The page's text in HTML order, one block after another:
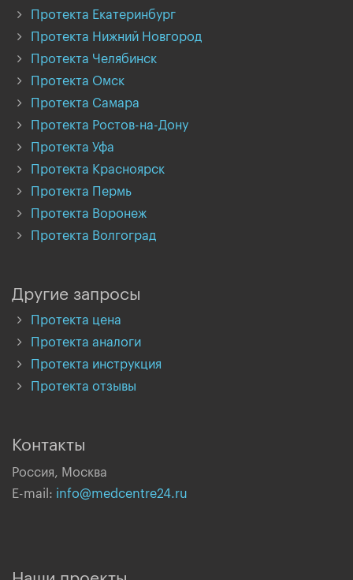
Протекта Екатеринбург
Протекта Нижний Новгород
Протекта Челябинск
Протекта Омск
Протекта Самара
Протекта Ростов-на-Дону
Протекта Уфа
Протекта Красноярск
Протекта Пермь
Протекта Воронеж
Протекта Волгоград
Другие запросы
Протекта цена
Протекта аналоги
Протекта инструкция
Протекта отзывы
Контакты
Россия, Москва
E-mail: info@medcentre24.ru